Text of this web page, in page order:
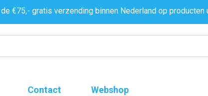
€75,- gratis verzending binnen Nederland op
Contact Webshop